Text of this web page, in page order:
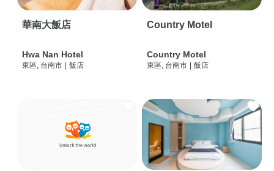
華南大飯店
Hwa Nan Hotel
東區, 台南市 | 飯店
Country Motel
Country Motel
東區, 台南市 | 飯店